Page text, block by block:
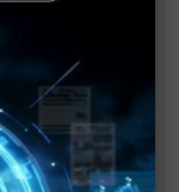
高效AI科技
：對美弊大於